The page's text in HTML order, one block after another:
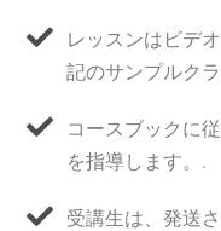
レッスンはビデ
記のサンプルク
コースブックに
を指導します。.
受講生は、発送